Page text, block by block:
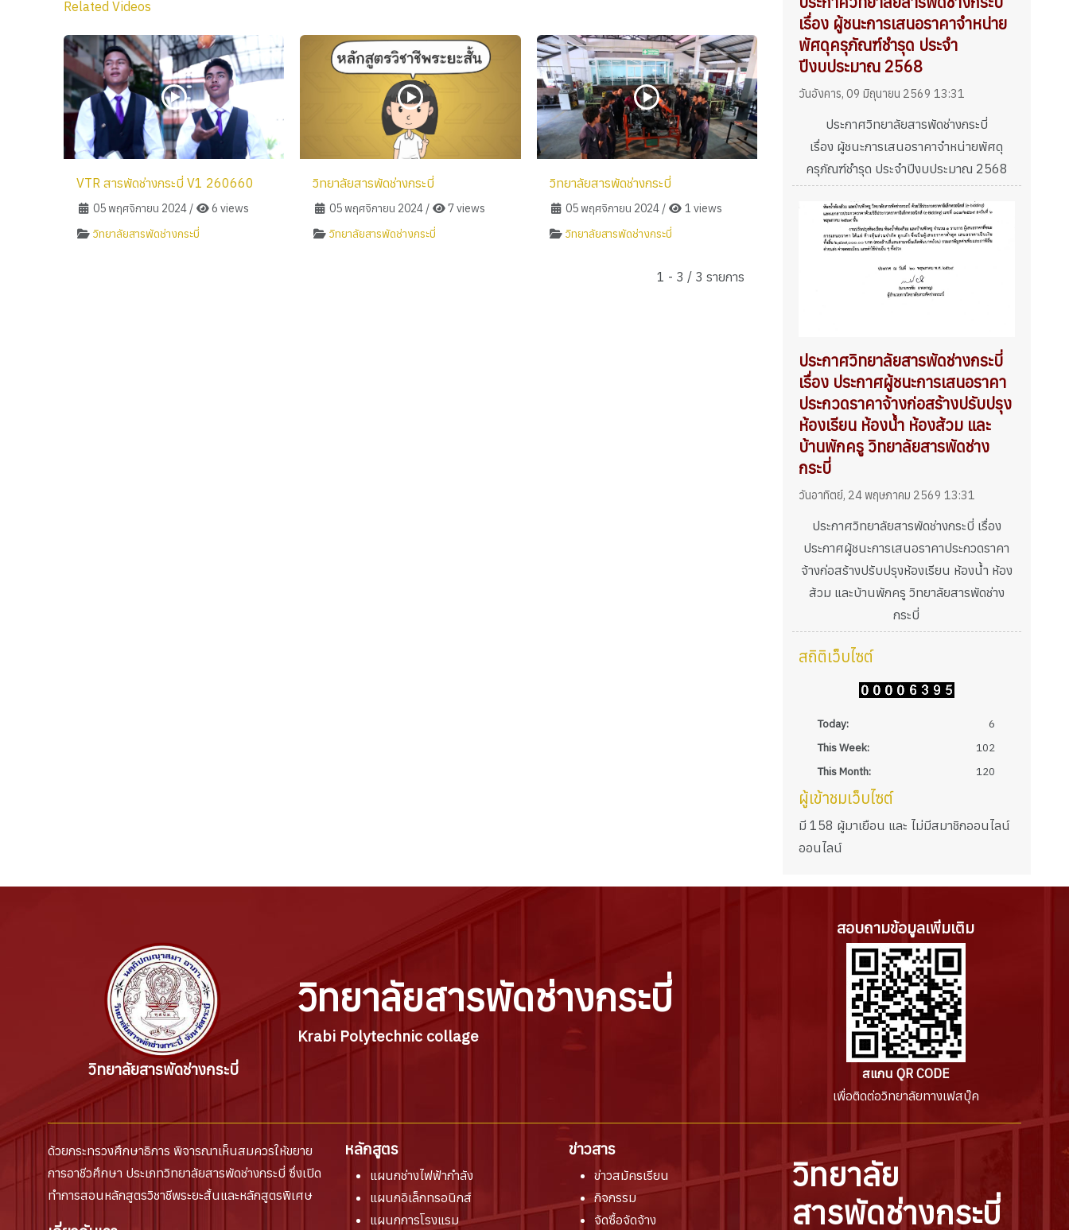
Related Videos
VTR สารพัดช่างกระบี่ V1 260660
05 พฤศจิกายน 2024/
6 views
วิทยาลัยสารพัดช่างกระบี่
วิทยาลัยสารพัดช่างกระบี่
05 พฤศจิกายน 2024/
7 views
วิทยาลัยสารพัดช่างกระบี่
วิทยาลัยสารพัดช่างกระบี่
05 พฤศจิกายน 2024 /
1 views
วิทยาลัยสารพัดช่างกระบี่
1 - 3 / 3 รายการ
เรื่อง ผู้ชนะการเสนอราคาจำหน่าย
พัศดุครุภัณฑ์ชำรุด ประจำ
ปีงบประมาณ 2568
วันอังคาร, 09 มิถุนายน 2569 13:31
ประกาศวิทยาลัยสารพัดช่างกระบี่
เรื่อง ผู้ชนะการเสนอราคาจำหน่ายพัศดุ
ครุภัณฑ์ชำรุด ประจำปีงบประมาณ 2568
ประกาศวิทยาลัยสารพัดช่างกระบี่
เรื่อง ประกาศผู้ชนะการเสนอราคา
ประกวดราคาจ้างก่อสร้างปรับปรุง
ห้องเรียน ห้องน้ำ ห้องส้วม และ
บ้านพักครู วิทยาลัยสารพัดช่าง
กระบี่
วันอาทิตย์, 24 พฤษภาคม 2569 13:31
ประกาศวิทยาลัยสารพัดช่างกระบี่ เรื่อง
ประกาศผู้ชนะการเสนอราคาประกวดราคา
จ้างก่อสร้างปรับปรุงห้องเรียน ห้องน้ำ ห้อง
ส้วม และบ้านพักครู วิทยาลัยสารพัดช่าง
กระบี่
สถิติเว็บไซต์
Today:
6
This Week:
102
This Month:
120
ผู้เข้าชมเว็บไซต์
มี 158 ผู้มาเยือน และ ไม่มีสมาชิกออนไลน์
ออนไลน์
วิทยาลัยสารพัดช่างกระบี่
วิทยาลัยสารพัดช่างกระบี่
Krabi Polytechnic collage
สอบถามข้อมูลเพิ่มเติม
สแกน QR CODE
เพื่อติดต่อวิทยาลัยทางเฟสบุ๊ค
ด้วยกระทรวงศึกษาธิการ พิจารณาเห็นสมควรให้ขยาย
การอาชีวศึกษา ประเภทวิทยาลัยสารพัดช่างกระบี่ ซึ่งเปิด
ทำการสอนหลักสูตรวิชาชีพระยะสั้นและหลักสูตรพิเศษ
หลักสูตร
แผนกช่างไฟฟ้ากำลัง
แผนกอิเล็กทรอนิกส์
แผนกการโรงแรม
ข่าวสาร
ข่าวสมัครเรียน
กิจกรรม
จัดซื้อจัดจ้าง
วิทยาลัย
สารพัดช่างกระบี่